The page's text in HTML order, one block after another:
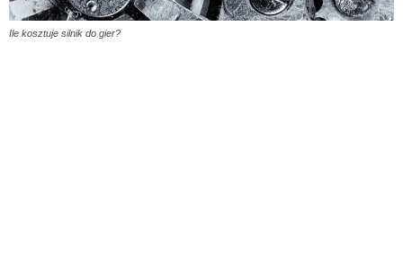
Ile kosztuje silnik do gier?